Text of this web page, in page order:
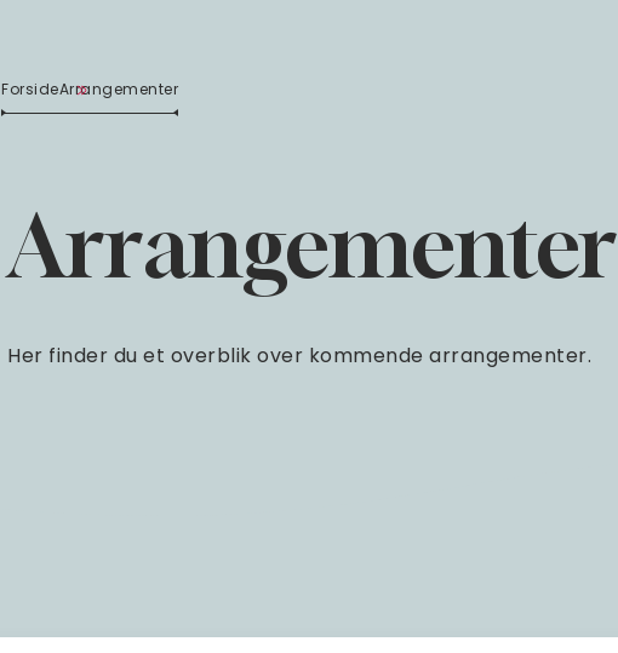
ForsideArrangementer
Arrangementer
Her finder du et overblik over kommende arrangementer.